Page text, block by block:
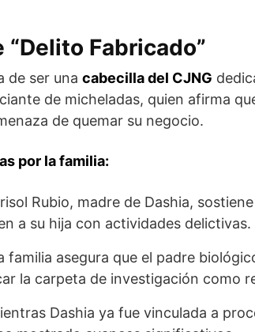
Fabricado”
de ser una cabecilla del CJNG
de micheladas, quien afirma
de quemar su negocio.
por la familia:
Rubio, madre de Dashia,
a su hija con actividades delictivas.
familia asegura que el padre
la carpeta de investigación como
Dashia ya fue vinculada a